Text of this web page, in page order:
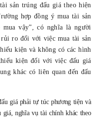
sản trúng đấu giá theo hiện
hợp đồng ý mua tài sản
mua vậy”, có nghĩa là người
ro đối với việc mua tài sản
kiện và không có các hình
kiện đối với việc đấu giá
khác có liên quan đến đấu
giá phải tự túc phương tiện và
nghĩa vụ tài chính khác theo